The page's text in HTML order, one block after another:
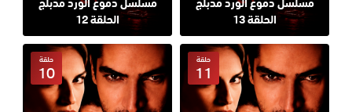
الحلقة 13
الحلقة 12
حلقة
11
حلقة
10